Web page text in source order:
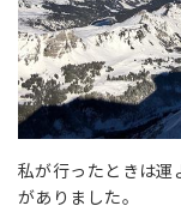
私が行ったときは
がありました。